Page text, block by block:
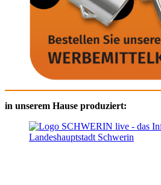
in unserem Hause produziert: